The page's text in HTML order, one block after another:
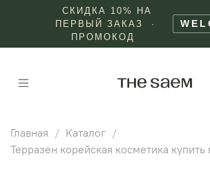
СКИДКА 10% НА
ПЕРВЫЙ ЗАКАЗ ·
ПРОМОКОД
Главная
Каталог
Терразен корейская косметика купить